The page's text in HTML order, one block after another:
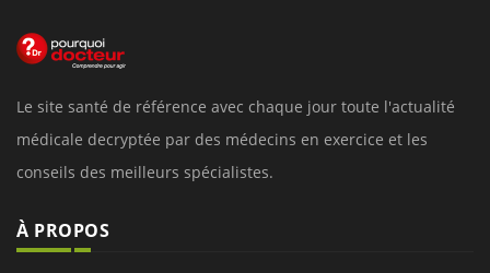
Le site santé de référence avec chaque jour toute l'actualité
médicale decryptée par des médecins en exercice et les
conseils des meilleurs spécialistes.
À PROPOS